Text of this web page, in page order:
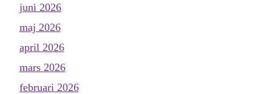
juni 2026
maj 2026
april 2026
mars 2026
februari 2026